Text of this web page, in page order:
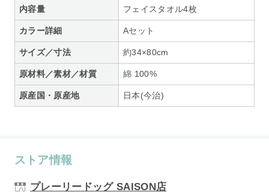
内容量 フェイスタオル4枚
カラー詳細 Aセット
サイズ／寸法 約34×80cm
原材料／素材／材質 綿 100%
原産国・原産地 日本(今治)
ストア情報
プレーリードッグ SAISON店